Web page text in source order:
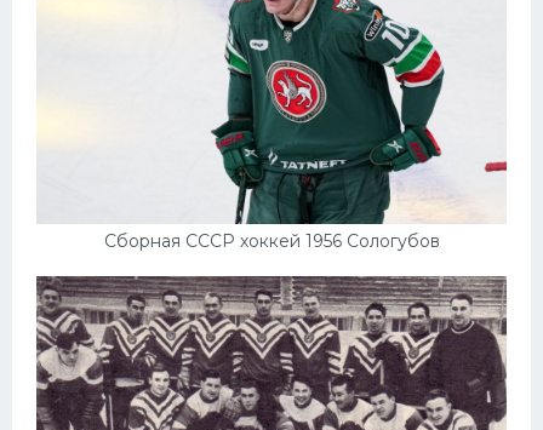
Сборная СССР хоккей 1956 Сологубов